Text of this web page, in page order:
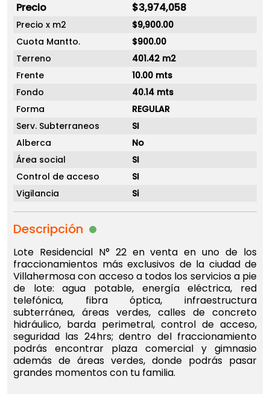
Precio $3,974,058
Precio x m2
$9,900.00
Cuota Mantto.
$900.00
Terreno
401.42 m2
Frente
10.00 mts
Fondo
40.14 mts
Forma
REGULAR
Serv. Subterraneos
SI
Alberca
No
Área social
SI
Control de acceso
SI
Vigilancia
Si
Descripción
Lote Residencial N° 22 en venta en uno de los
fraccionamientos más exclusivos de la ciudad de
Villahermosa con acceso a todos los servicios a pie
de lote: agua potable, energía eléctrica, red
telefónica, fibra óptica, infraestructura
subterránea, áreas verdes, calles de concreto
hidráulico, barda perimetral, control de acceso,
seguridad las 24hrs; dentro del fraccionamiento
podrás encontrar plaza comercial y gimnasio
además de áreas verdes, donde podrás pasar
grandes momentos con tu familia.